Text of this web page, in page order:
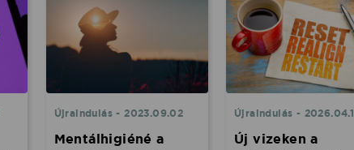
Újraindulás - 2023.09.02
Mentálhigiéné a
Újraindulás -
Új vizeken a